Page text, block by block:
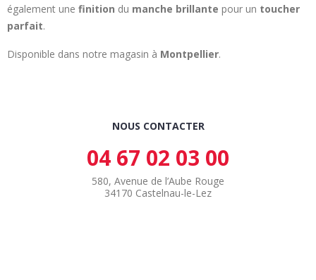
également une finition du manche brillante pour un toucher
parfait.
Disponible dans notre magasin à Montpellier.
NOUS CONTACTER
04 67 02 03 00
580, Avenue de l’Aube Rouge
34170 Castelnau-le-Lez